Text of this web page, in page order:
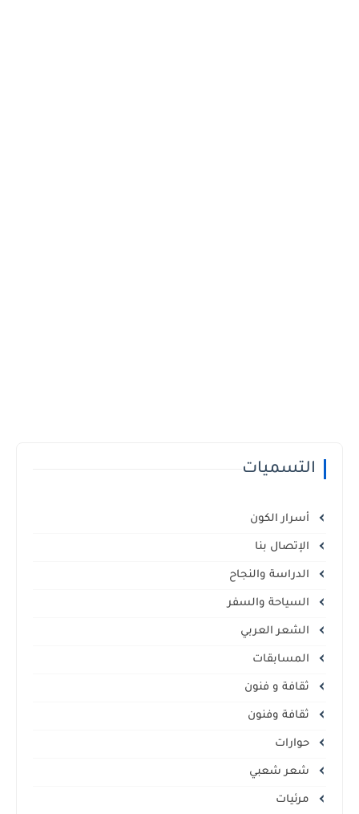
التسميات
أسرار الكون
الإتصال بنا
الدراسة والنجاح
السياحة والسفر
الشعر العربي
المسابقات
ثقافة و فنون
ثقافة وفنون
حوارات
شعر شعبي
مرئيات